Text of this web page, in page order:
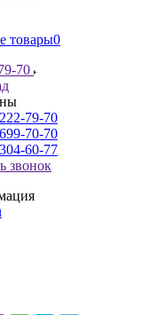
товары0
70
79-70
70-70
60-77
звонок